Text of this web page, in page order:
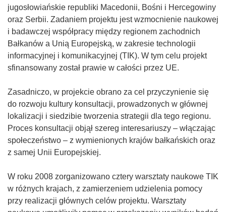
jugosłowiańskie republiki Macedonii, Bośni i Hercegowiny
oraz Serbii. Zadaniem projektu jest wzmocnienie naukowej
i badawczej współpracy między regionem zachodnich
Bałkanów a Unią Europejską, w zakresie technologii
informacyjnej i komunikacyjnej (TIK). W tym celu projekt
sfinansowany został prawie w całości przez UE.
Zasadniczo, w projekcie obrano za cel przyczynienie się
do rozwoju kultury konsultacji, prowadzonych w głównej
lokalizacji i siedzibie tworzenia strategii dla tego regionu.
Proces konsultacji objął szereg interesariuszy – włączając
społeczeństwo – z wymienionych krajów bałkańskich oraz
z samej Unii Europejskiej.
W roku 2008 zorganizowano cztery warsztaty naukowe TIK
w różnych krajach, z zamierzeniem udzielenia pomocy
przy realizacji głównych celów projektu. Warsztaty